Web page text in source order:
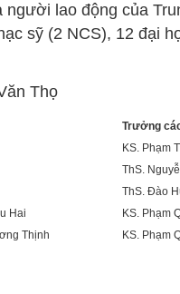
người lao động của
sỹ (2 NCS), 12 đại
Thọ
Trưởng
KS. Phạm
ThS.
ThS. Đào
Hai
KS. Phạm
Thịnh KS. Phạm